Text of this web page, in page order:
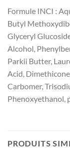
Formule INCI :
Butyl
Glyceryl
Alcohol,
Parkii Butter,
Acid,
Carbomer,
Phenoxyethanol,
PRODUITS